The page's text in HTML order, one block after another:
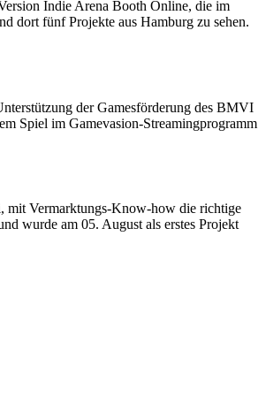
Indie Arena Booth Online, die im
dort fünf Projekte aus Hamburg zu sehen.
der Gamesförderung des BMVI
Spiel im Gamevasion-Streamingprogramm
mit Vermarktungs-Know-how die richtige
wurde am 05. August als erstes Projekt